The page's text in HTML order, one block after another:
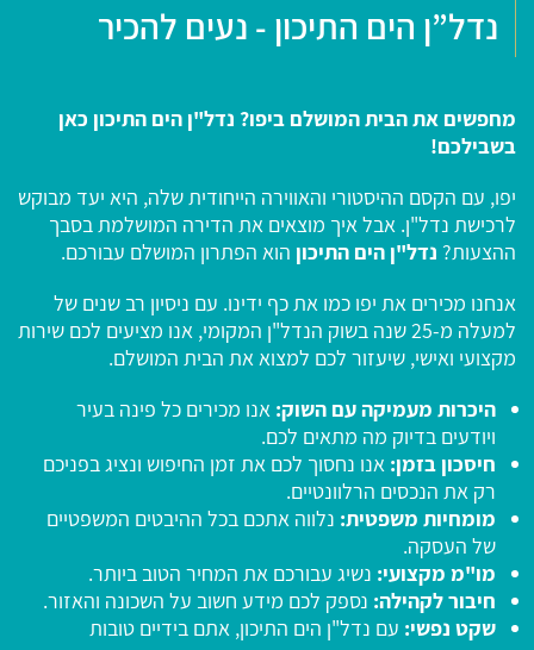
נדל”ן הים התיכון - נעים להכיר
מחפשים את הבית המושלם ביפו? נדל"ן הים התיכון כאן
בשבילכם!
יפו, עם הקסם ההיסטורי והאווירה הייחודית שלה, היא יעד מבוקש
לרכישת נדל"ן. אבל איך מוצאים את הדירה המושלמת בסבך
ההצעות? נדל"ן הים התיכון הוא הפתרון המושלם עבורכם.
אנחנו מכירים את יפו כמו את כף ידינו. עם ניסיון רב שנים של
למעלה מ-25 שנה בשוק הנדל"ן המקומי, אנו מציעים לכם שירות
מקצועי ואישי, שיעזור לכם למצוא את הבית המושלם.
היכרות מעמיקה עם השוק: אנו מכירים כל פינה בעיר
ויודעים בדיוק מה מתאים לכם.
חיסכון בזמן: אנו נחסוך לכם את זמן החיפוש ונציג בפניכם
רק את הנכסים הרלוונטיים.
מומחיות משפטית: נלווה אתכם בכל ההיבטים המשפטיים
של העסקה.
מו"מ מקצועי: נשיג עבורכם את המחיר הטוב ביותר.
חיבור לקהילה: נספק לכם מידע חשוב על השכונה והאזור.
שקט נפשי: עם נדל"ן הים התיכון, אתם בידיים טובות